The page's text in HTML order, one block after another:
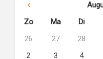
Zo
Ma Di
26
27 28
2
3 4